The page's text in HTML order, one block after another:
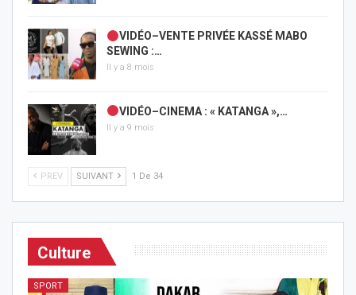
VIDÉO–VENTE PRIVÉE KASSÉ MABO
SEWING :…
Il y a 8 mois
VIDÉO–CINEMA : « KATANGA »,…
Il y a 9 mois
PREV SUIVANT 1 De 34
Culture
SPORT